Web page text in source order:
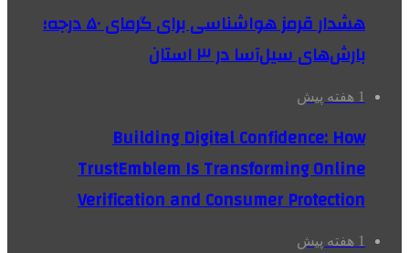
هشدار قرمز هواشناسی برای گرمای ۵۰ درجه؛
بارش‌های سیل‌آسا در ۳ استان
1 هفته پیش
Building Digital Confidence: How
TrustEmblem Is Transforming Online
Verification and Consumer Protection
1 هفته پیش